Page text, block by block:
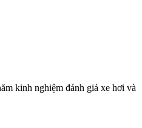
kinh nghiệm đánh giá xe hơi và